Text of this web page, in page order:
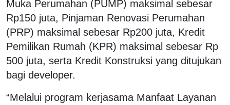
Muka Perumahan (PUMP) maksimal sebesar
Rp150 juta, Pinjaman Renovasi Perumahan
(PRP) maksimal sebesar Rp200 juta, Kredit
Pemilikan Rumah (KPR) maksimal sebesar Rp
500 juta, serta Kredit Konstruksi yang ditujukan
bagi developer.
“Melalui program kerjasama Manfaat Layanan